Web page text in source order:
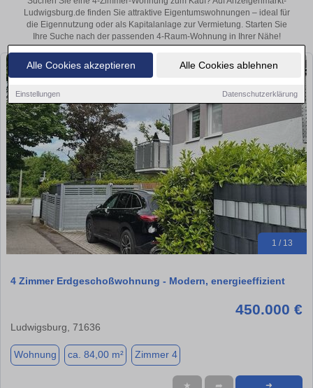
Alle Cookies akzeptieren Alle Cookies ablehnen
Einstellungen Datenschutzerklärung
Ludwigsburg.de finden Sie attraktive Eigentumswohnungen – ideal für
die Eigennutzung oder als Kapitalanlage zur Vermietung. Starten Sie
Ihre Suche nach der passenden 4-Raum-Wohnung in Ihrer Nähe!
1 / 13
4 Zimmer Erdgeschoßwohnung - Modern, energieeffizient
450.000 €
Ludwigsburg, 71636
Wohnung ca. 84,00 m² Zimmer 4
★ ➦ ➜